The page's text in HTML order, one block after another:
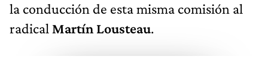
la conducción de esta misma comisión al
radical Martín Lousteau.